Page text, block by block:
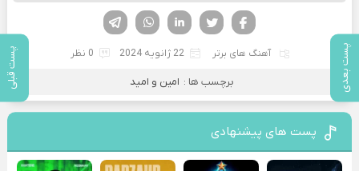
پست بعدی پست قبلی
لینکدین تویتر
فیسوک
آهنگ های برتر 22 ژانویه 2024 0 نظر
برچسب ها : امین و امید
پست های پیشنهادی